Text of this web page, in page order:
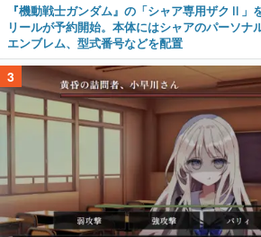
『機動戦士ガンダム』の「シャア専用ザクⅡ」
リールが予約開始。本体にはシャアのパーソナ
エンブレム、型式番号などを配置
3